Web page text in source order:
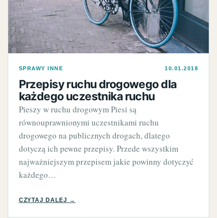
SPRAWY INNE 10.01.2018
Przepisy ruchu drogowego dla
każdego uczestnika ruchu
Pieszy w ruchu drogowym Piesi są
równouprawnionymi uczestnikami ruchu
drogowego na publicznych drogach, dlatego
dotyczą ich pewne przepisy. Przede wszystkim
najważniejszym przepisem jakie powinny dotyczyć
każdego…
CZYTAJ DALEJ →